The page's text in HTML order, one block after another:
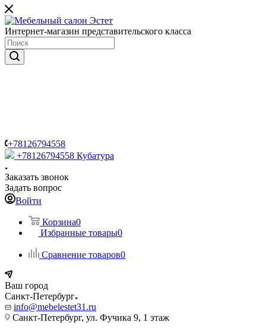
Интернет-магазин представительского класса
+78126794558
+78126794558 Кубатура
Заказать звонок
Задать вопрос
Войти
Корзина0
Избранные товары0
Сравнение товаров0
Ваш город
Санкт-Петербург
info@mebelestet31.ru
Санкт-Петербург, ул. Фучика 9, 1 этаж